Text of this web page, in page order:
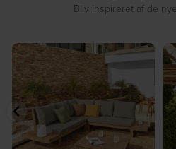
Bliv inspireret af de
☀️ Sommerens naturlige
samlingspunkt⁠
8 0